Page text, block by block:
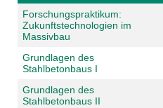
Forschungspraktikum:
Zukunftstechnologien im
Massivbau
Grundlagen des
Stahlbetonbaus I
Grundlagen des
Stahlbetonbaus II